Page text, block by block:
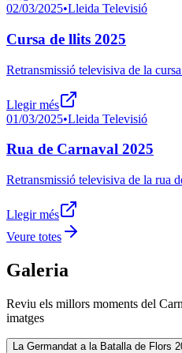
02/03/2025•Lleida Televisió
Cursa de llits 2025
Retransmissió televisiva de la
Llegir més
01/03/2025•Lleida Televisió
Rua de Carnaval 2025
Retransmissió televisiva de la rua
Llegir més
Veure totes
Galeria
Reviu els millors moments del
imatges
La Germandat a la Batalla de Flors